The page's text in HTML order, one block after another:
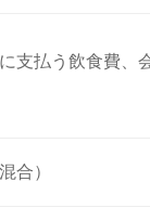
支払う飲食費、
合）